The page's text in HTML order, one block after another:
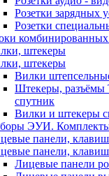
Розетки зарядных
Розетки
штекеры
штекеры
Вилки
Штекеры, разъёмы
спутник
Вилки и штекеры
ЭУИ. Комплекты
панели,
панели,
Лицевые панели